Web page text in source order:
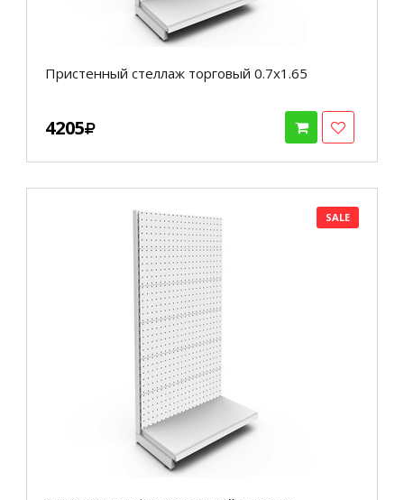
Пристенный стеллаж торговый 0.7х1.65
4205
SALE